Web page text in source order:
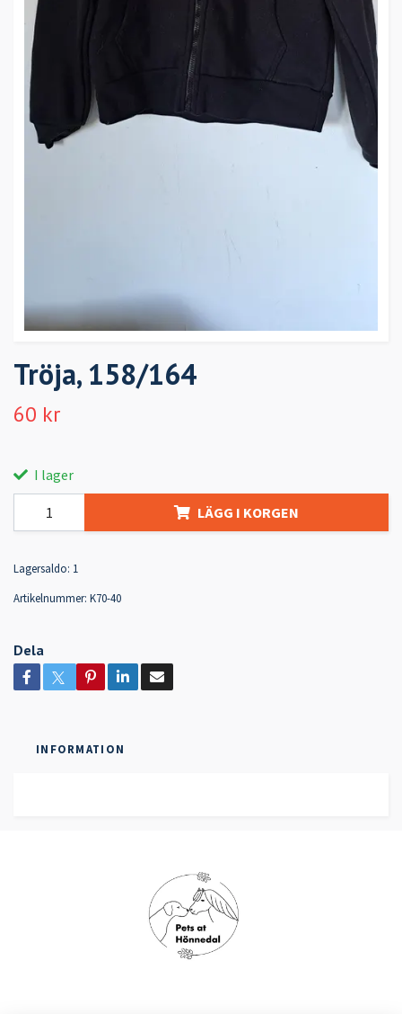
Tröja, 158/164
60 kr
I lager
LÄGG I KORGEN
Lagersaldo: 1
Artikelnummer: K70-40
Dela
INFORMATION